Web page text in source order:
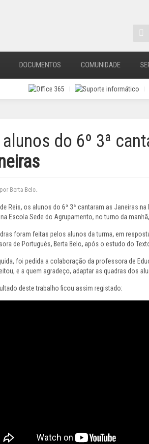
DOCUMENTOS COMUNIDADE
alunos do 6º 3ª
Berta Belo.
de Reis, os alunos do 6º 3ª cantaram as Janeiras
na Escola Sede do Agrupamento, no turno da
foram feitas pelos alunos da turma, em
de Português, Berta Belo, após o estudo do
foi pedida a colaboração da professora de
e a quem agradeço, adaptar as quadras dos
deste trabalho ficou assim registado: